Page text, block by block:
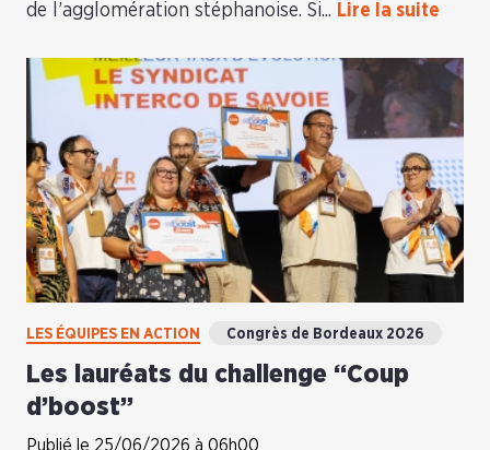
de l’agglomération stéphanoise. Si... Lire la suite
LES ÉQUIPES EN ACTION Congrès de Bordeaux 2026
Les lauréats du challenge “Coup
d’boost”
Publié le 25/06/2026 à 06h00